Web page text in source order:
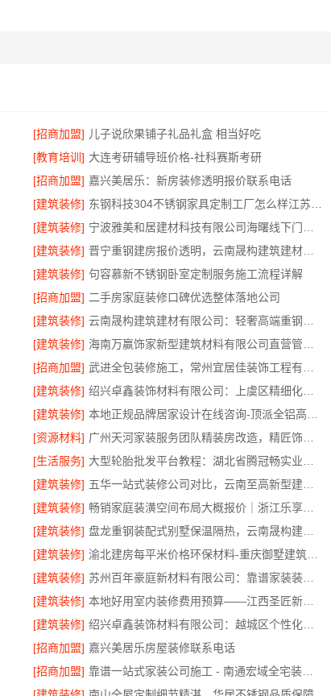
[招商加盟] 儿子说欣果铺子礼品礼盒 相当好吃
[教育培训] 大连考研辅导班价格-社科赛斯考研
[招商加盟] 嘉兴美居乐：新房装修透明报价联系电话
[建筑装修]
[建筑装修]
[建筑装修]
[建筑装修] 句容慕新不锈钢卧室定制服务施工流程详解
[招商加盟] 二手房家庭装修口碑优选整体落地公司
[建筑装修]
[建筑装修]
[招商加盟]
[建筑装修]
[建筑装修]
[资源材料]
[生活服务]
[建筑装修]
[建筑装修]
[建筑装修]
[建筑装修]
[建筑装修]
[建筑装修]
[建筑装修]
[招商加盟] 嘉兴美居乐房屋装修联系电话
[招商加盟]